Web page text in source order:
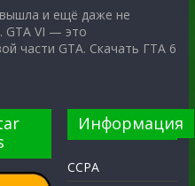
и ещё даже не
GTA VI — это
части GTA. Скачать ГТА 6
Информация
CCPA